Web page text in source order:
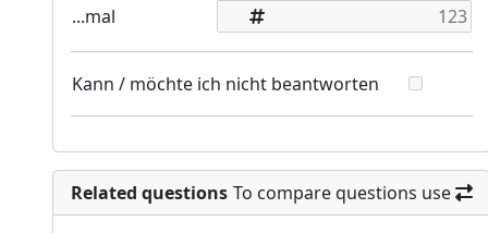
...mal
Kann / möchte ich nicht beantworten
Related questions To compare questions use